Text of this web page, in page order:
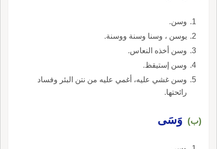
وسن.
يوسن ، وسنا وسنة ووسنة.
وسن أخذه النعاس.
وسن إستيقظ.
وسن غشي عليه، أغمي عليه من نتن البئر وفساد
رائحتها.
(ب) وَسَى